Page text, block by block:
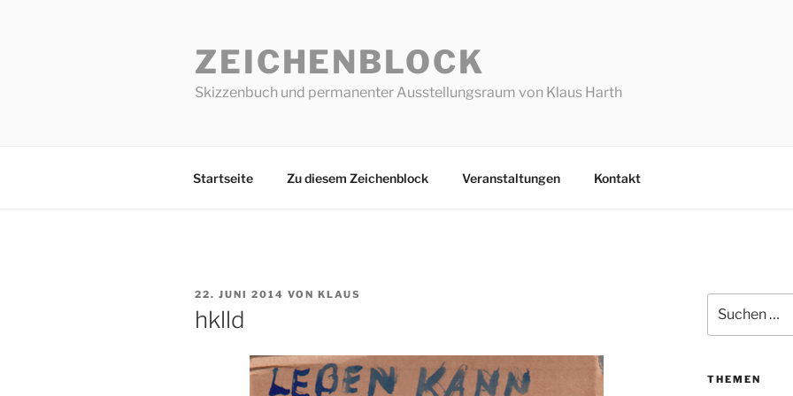
ZEICHENBLOCK
Skizzenbuch und permanenter Ausstellungsraum von Klaus Harth
Startseite Zu diesem Zeichenblock Veranstaltungen Kontakt
VERÖFFENTLICHT
AM
22. JUNI 2014 VON KLAUS
hklld
nach:
THEMEN